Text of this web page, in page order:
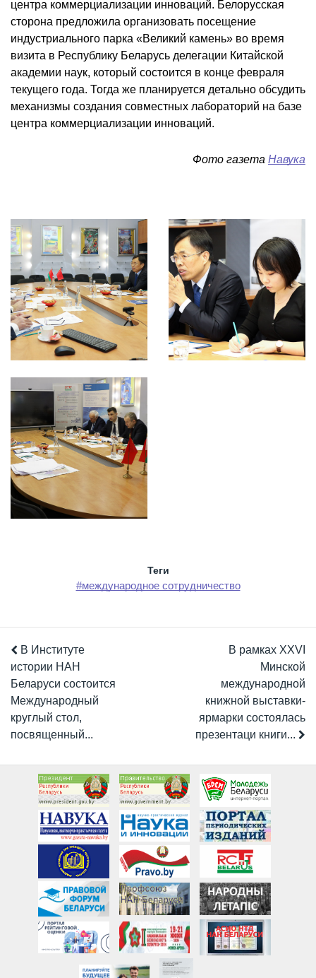
центра коммерциализации инноваций. Белорусская
сторона предложила организовать посещение
индустриального парка «Великий камень» во время
визита в Республику Беларусь делегации Китайской
академии наук, который состоится в конце февраля
текущего года. Тогда же планируется детально обсудить
механизмы создания совместных лабораторий на базе
центра коммерциализации инноваций.
Фото газета Навука
Теги
#международное сотрудничество
В Институте
истории НАН
Беларуси состоится
Международный
круглый стол,
посвященный...
В рамках XXVІ
Минской
международной
книжной выставки-
ярмарки состоялась
презентаци книги...